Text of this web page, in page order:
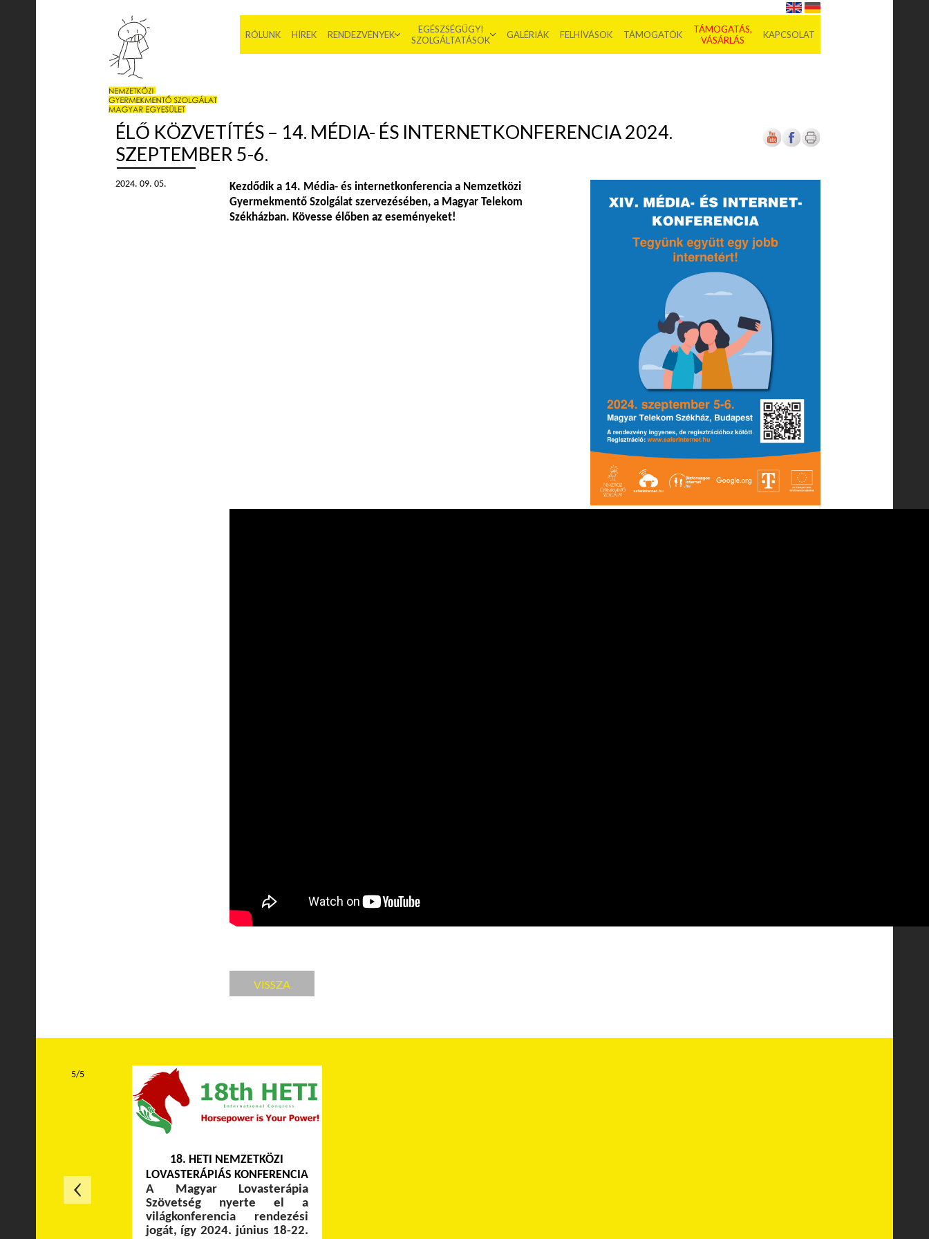
RÓLUNK HÍREK RENDEZVÉNYEK
EGÉSZSÉGÜGYI
SZOLGÁLTATÁSOK
GALÉRIÁK FELHÍVÁSOK TÁMOGATÓK
TÁMOGATÁS,
VÁSÁRLÁS
KAPCSOLAT
ÉLŐ KÖZVETÍTÉS – 14. MÉDIA- ÉS INTERNETKONFERENCIA 2024.
SZEPTEMBER 5-6.
2024. 09. 05.
Kezdődik a 14. Média- és internetkonferencia a Nemzetközi
Gyermekmentő Szolgálat szervezésében, a Magyar Telekom
Székházban. Kövesse élőben az eseményeket!
VISSZA
18. HETI NEMZETKÖZI
LOVASTERÁPIÁS KONFERENCIA
A Magyar Lovasterápia
Szövetség nyerte el a
világkonferencia rendezési
jogát, így 2024. június 18-22.
5/5